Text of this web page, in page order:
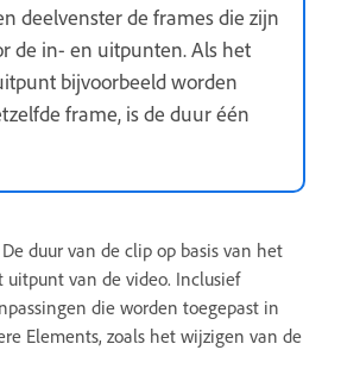
deelvenster de frames die zijn
de in- en uitpunten. Als het
bijvoorbeeld worden
frame, is de duur één
De duur van de clip op basis van het
van de video. Inclusief
die worden toegepast in
Elements, zoals het wijzigen van de